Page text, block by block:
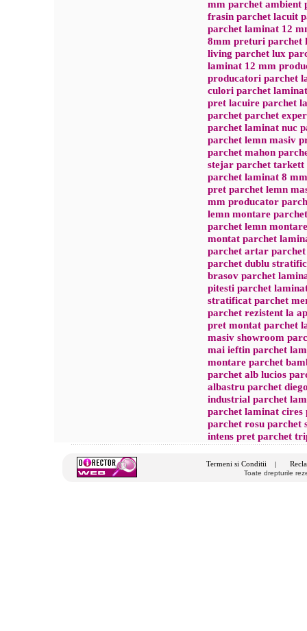
mm parchet ambient
frasin parchet lacuit
parchet laminat 12
8mm preturi parchet
living parchet lux
laminat 12 mm
producatori parchet
culori parchet
pret lacuire parchet
parchet parchet
parchet laminat nuc
parchet lemn masiv
parchet mahon
stejar parchet
parchet laminat 8
pret parchet lemn
mm producator
lemn montare
parchet lemn
montat parchet
parchet artar
parchet dublu
brasov parchet
pitesti parchet
stratificat parchet
parchet rezistent la
pret montat parchet
masiv showroom
mai ieftin parchet
montare parchet
parchet alb lucios
albastru parchet
industrial parchet
parchet laminat cires
parchet rosu
intens pret parchet
Termeni si Conditii
Toate drepturile